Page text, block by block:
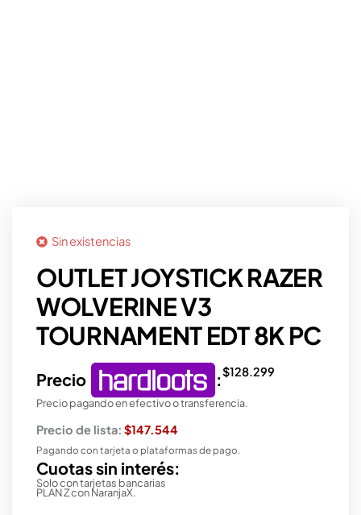
Sin existencias
OUTLET JOYSTICK RAZER
WOLVERINE V3
TOURNAMENT EDT 8K PC
Precio :$128.299
Precio pagando en efectivo o transferencia.
Precio de lista: $147.544
Pagando con tarjeta o plataformas de pago.
Cuotas sin interés:
Solo con tarjetas bancarias
PLAN Z con NaranjaX.